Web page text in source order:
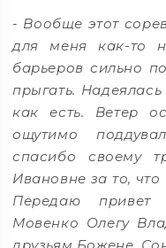
- Вообще этот
для меня как-то
барьеров сильно
прыгать.
как есть. Ветер
ощутимо
спасибо своему
Ивановне за то,
Передаю привет
Мовенко Олегу
друзьям Божене,